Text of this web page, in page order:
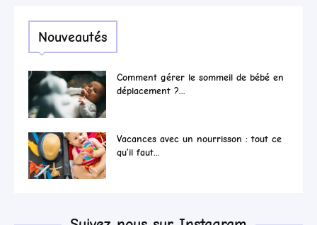
Nouveautés
Comment gérer le sommeil de bébé en
déplacement ?...
Vacances avec un nourrisson : tout ce
qu’il faut...